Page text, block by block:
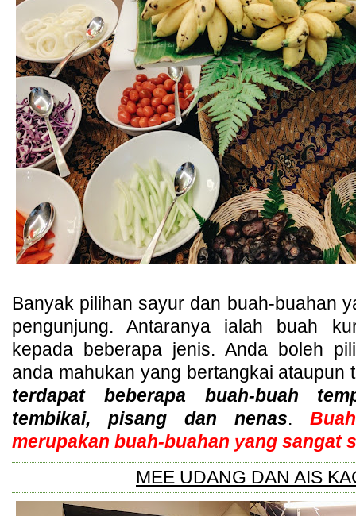
Banyak pilihan sayur dan buah-buahan
pengunjung. Antaranya ialah buah
kepada beberapa jenis. Anda boleh
anda mahukan yang bertangkai ataupun
terdapat beberapa buah-buah
tembikai, pisang dan nenas.
merupakan buah-buahan yang sangat
MEE UDANG DAN AIS